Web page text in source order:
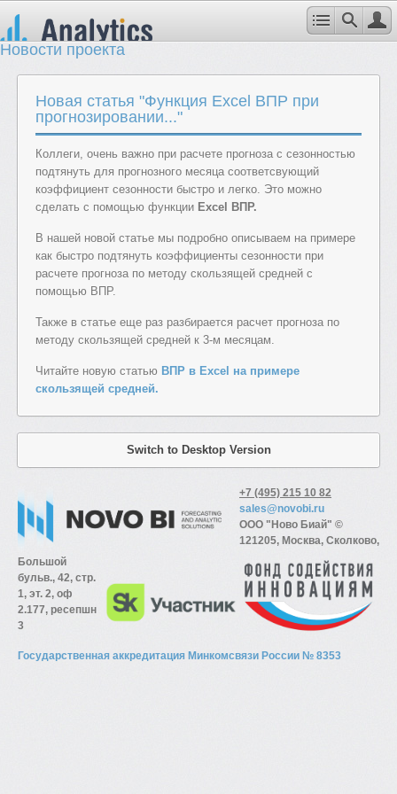
Новости проекта
Новая статья "Функция Excel ВПР при
прогнозировании..."
Коллеги, очень важно при расчете прогноза с сезонностью
подтянуть для прогнозного месяца соответсвующий
коэффициент сезонности быстро и легко. Это можно
сделать с помощью функции Excel ВПР.
В нашей новой статье мы подробно описываем на примере
как быстро подтянуть коэффициенты сезонности при
расчете прогноза по методу скользящей средней с
помощью ВПР.
Также в статье еще раз разбирается расчет прогноза по
методу скользящей средней к 3-м месяцам.
Читайте новую статью ВПР в Excel на примере
скользящей средней.
Switch to Desktop Version
+7 (495) 215 10 82
sales@novobi.ru
ООО "Ново Биай" ©
121205, Москва, Сколково,
Большой
бульв., 42, стр.
1, эт. 2, оф
2.177, ресепшн
3
Государственная аккредитация Минкомсвязи России № 8353